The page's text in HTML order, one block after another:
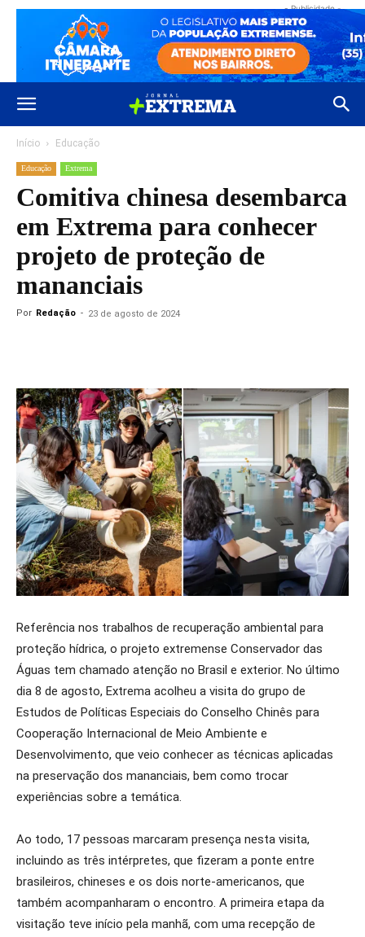
- Publicidade -
Início Educação
Educação Extrema
Comitiva chinesa desembarca
em Extrema para conhecer
projeto de proteção de
mananciais
Por Redação - 23 de agosto de 2024
Referência nos trabalhos de recuperação ambiental para
proteção hídrica, o projeto extremense Conservador das
Águas tem chamado atenção no Brasil e exterior. No último
dia 8 de agosto, Extrema acolheu a visita do grupo de
Estudos de Políticas Especiais do Conselho Chinês para
Cooperação Internacional de Meio Ambiente e
Desenvolvimento, que veio conhecer as técnicas aplicadas
na preservação dos mananciais, bem como trocar
experiências sobre a temática.
Ao todo, 17 pessoas marcaram presença nesta visita,
incluindo as três intérpretes, que fizeram a ponte entre
brasileiros, chineses e os dois norte-americanos, que
também acompanharam o encontro. A primeira etapa da
visitação teve início pela manhã, com uma recepção de